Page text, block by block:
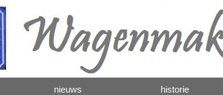
nieuws historie